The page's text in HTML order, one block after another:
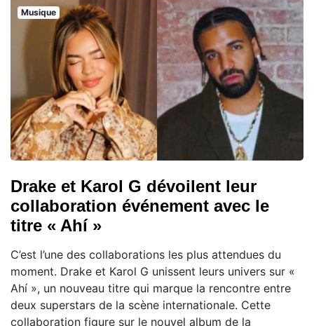
Musique
Drake et Karol G dévoilent leur
collaboration événement avec le
titre « Ahí »
C’est l’une des collaborations les plus attendues du
moment. Drake et Karol G unissent leurs univers sur «
Ahí », un nouveau titre qui marque la rencontre entre
deux superstars de la scène internationale. Cette
collaboration figure sur le nouvel album de la